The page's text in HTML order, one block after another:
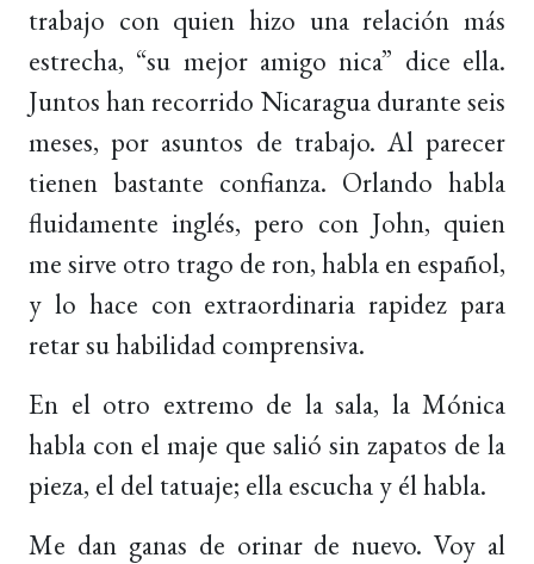
trabajo con quien hizo una relación más
estrecha, “su mejor amigo nica” dice ella.
Juntos han recorrido Nicaragua durante seis
meses, por asuntos de trabajo. Al parecer
tienen bastante confianza. Orlando habla
fluidamente inglés, pero con John, quien
me sirve otro trago de ron, habla en español,
y lo hace con extraordinaria rapidez para
retar su habilidad comprensiva.
En el otro extremo de la sala, la Mónica
habla con el maje que salió sin zapatos de la
pieza, el del tatuaje; ella escucha y él habla.
Me dan ganas de orinar de nuevo. Voy al